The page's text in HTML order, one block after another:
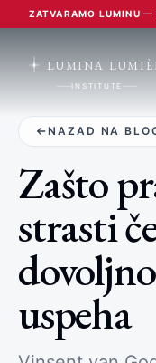
ZATVARAMO LUMINU —
LUMINA
INSTITUTE
NAZAD NA
Zašto
strasti
uspeha